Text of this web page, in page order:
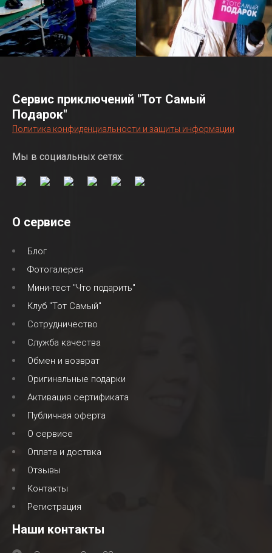
Сервис приключений "Тот Самый
Подарок"
Политика конфиденциальности и защиты информации
Мы в социальных сетях:
О сервисе
Блог
Фотогалерея
Мини-тест "Что подарить"
Клуб "Тот Самый"
Сотрудничество
Служба качества
Обмен и возврат
Оригинальные подарки
Активация сертификата
Публичная оферта
О сервисе
Оплата и доствка
Отзывы
Контакты
Регистрация
Наши контакты